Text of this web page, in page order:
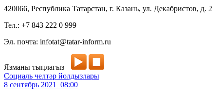
420066, Республика Татарстан, г. Казань, ул. Декабристов, д. 2
Тел.: +7 843 222 0 999
Эл. почта: infotat@tatar-inform.ru
Язманы тыңлагыз
Социаль челтәр йолдызлары
8 сентябрь 2021 08:00